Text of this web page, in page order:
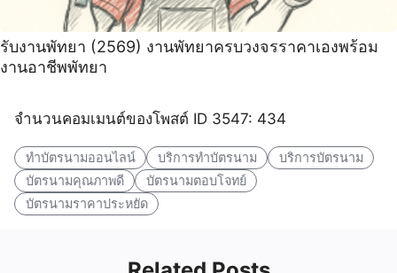
รับงานพัทยา (2569) ️งานพัทยาครบวงจรราคาเองพร้อม
งานอาชีพพัทยา
จำนวนคอมเมนต์ของโพสต์ ID 3547: 434
ทำบัตรนามออนไลน์ บริการทำบัตรนาม
บริการบัตรนาม
บัตรนามคุณภาพดี
บัตรนามตอบโจทย์
บัตรนามราคาประหยัด